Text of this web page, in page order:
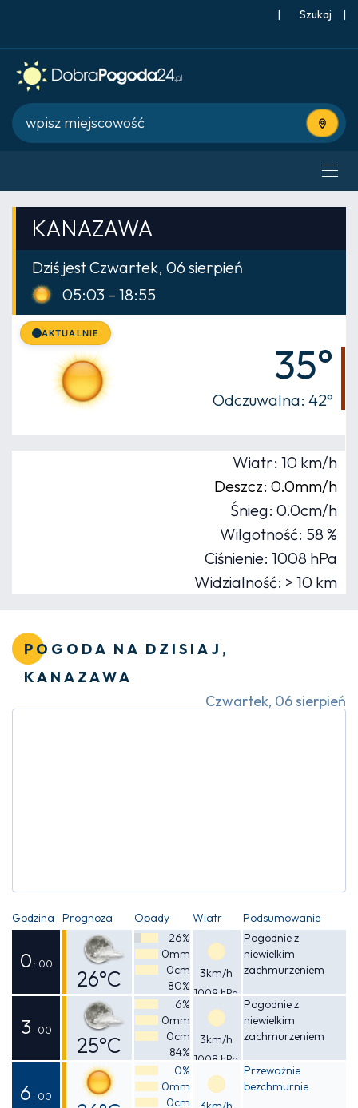
| |
Użyj
KANAZAWA
Dziś jest Czwartek, 06 sierpień
05:03 – 18:55
AKTUALNIE
35°
Odczuwalna: 42°
Wiatr: 10 km/h
Deszcz: 0.0mm/h
Śnieg: 0.0cm/h
Wilgotność: 58 %
Ciśnienie: 1008 hPa
Widzialność: > 10 km
POGODA NA DZISIAJ,
KANAZAWA
Czwartek, 06 sierpień
Godzina Prognoza Opady Wiatr Podsumowanie
0 : 00
26°C
Odczuwalna
26°C
26%
0mm
0cm
80%
3km/h
1009 hPa
Pogodnie z
niewielkim
zachmurzeniem
3 : 00
25°C
Odczuwalna
26°C
6%
0mm
0cm
84%
3km/h
1008 hPa
Pogodnie z
niewielkim
zachmurzeniem
6 : 00
0%
0mm
0cm
Przeważnie
bezchmurnie